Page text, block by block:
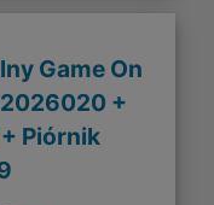
Game On
+
Piórnik